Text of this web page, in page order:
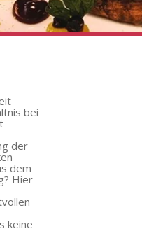
bei
der
dem
Hier
keine